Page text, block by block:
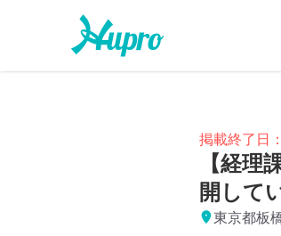
掲載終了日
【経
開して
東京都板